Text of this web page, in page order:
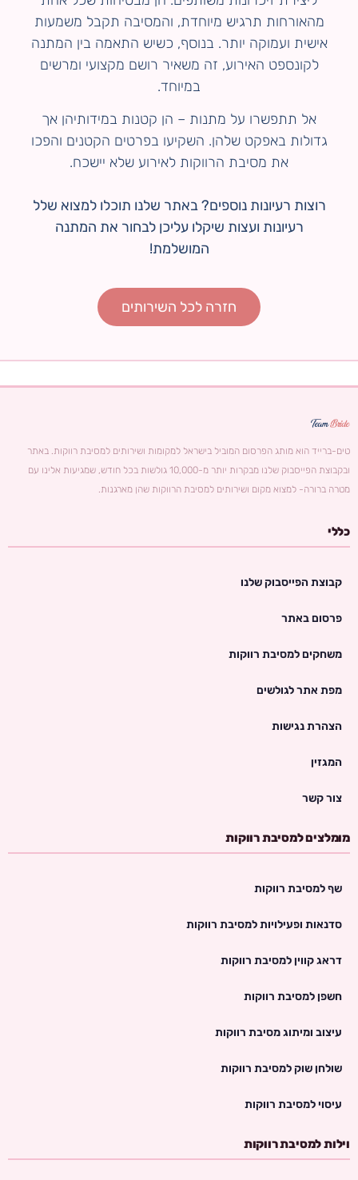
מהאורחות תרגיש מיוחדת, והמסיבה תקבל משמעות
אישית ועמוקה יותר. בנוסף, כשיש התאמה בין המתנה
לקונספט האירוע, זה משאיר רושם מקצועי ומרשים
במיוחד.
אל תתפשרו על מתנות – הן קטנות במידותיהן אך
גדולות באפקט שלהן. השקיעו בפרטים הקטנים והפכו
את מסיבת הרווקות לאירוע שלא יישכח.
רוצות רעיונות נוספים? באתר שלנו תוכלו למצוא שלל
רעיונות ועצות שיקלו עליכן לבחור את המתנה
המושלמת!
חזרה לכל השירותים
טים-ברייד הוא מותג הפרסום המוביל בישראל למקומות ושירותים למסיבת רווקות. באתר
ובקבוצת הפייסבוק שלנו מבקרות יותר מ-10,000 גולשות בכל חודש, שמגיעות אלינו עם
מטרה ברורה- למצוא מקום ושירותים למסיבת הרווקות שהן מארגנות.
כללי
קבוצת הפייסבוק שלנו
פרסום באתר
משחקים למסיבת רווקות
מפת אתר לגולשים
הצהרת נגישות
המגזין
צור קשר
מומלצים למסיבת רווקות
שף למסיבת רווקות
סדנאות ופעילויות למסיבת רווקות
דראג קווין למסיבת רווקות
חשפן למסיבת רווקות
עיצוב ומיתוג מסיבת רווקות
שולחן שוק למסיבת רווקות
עיסוי למסיבת רווקות
וילות למסיבת רווקות